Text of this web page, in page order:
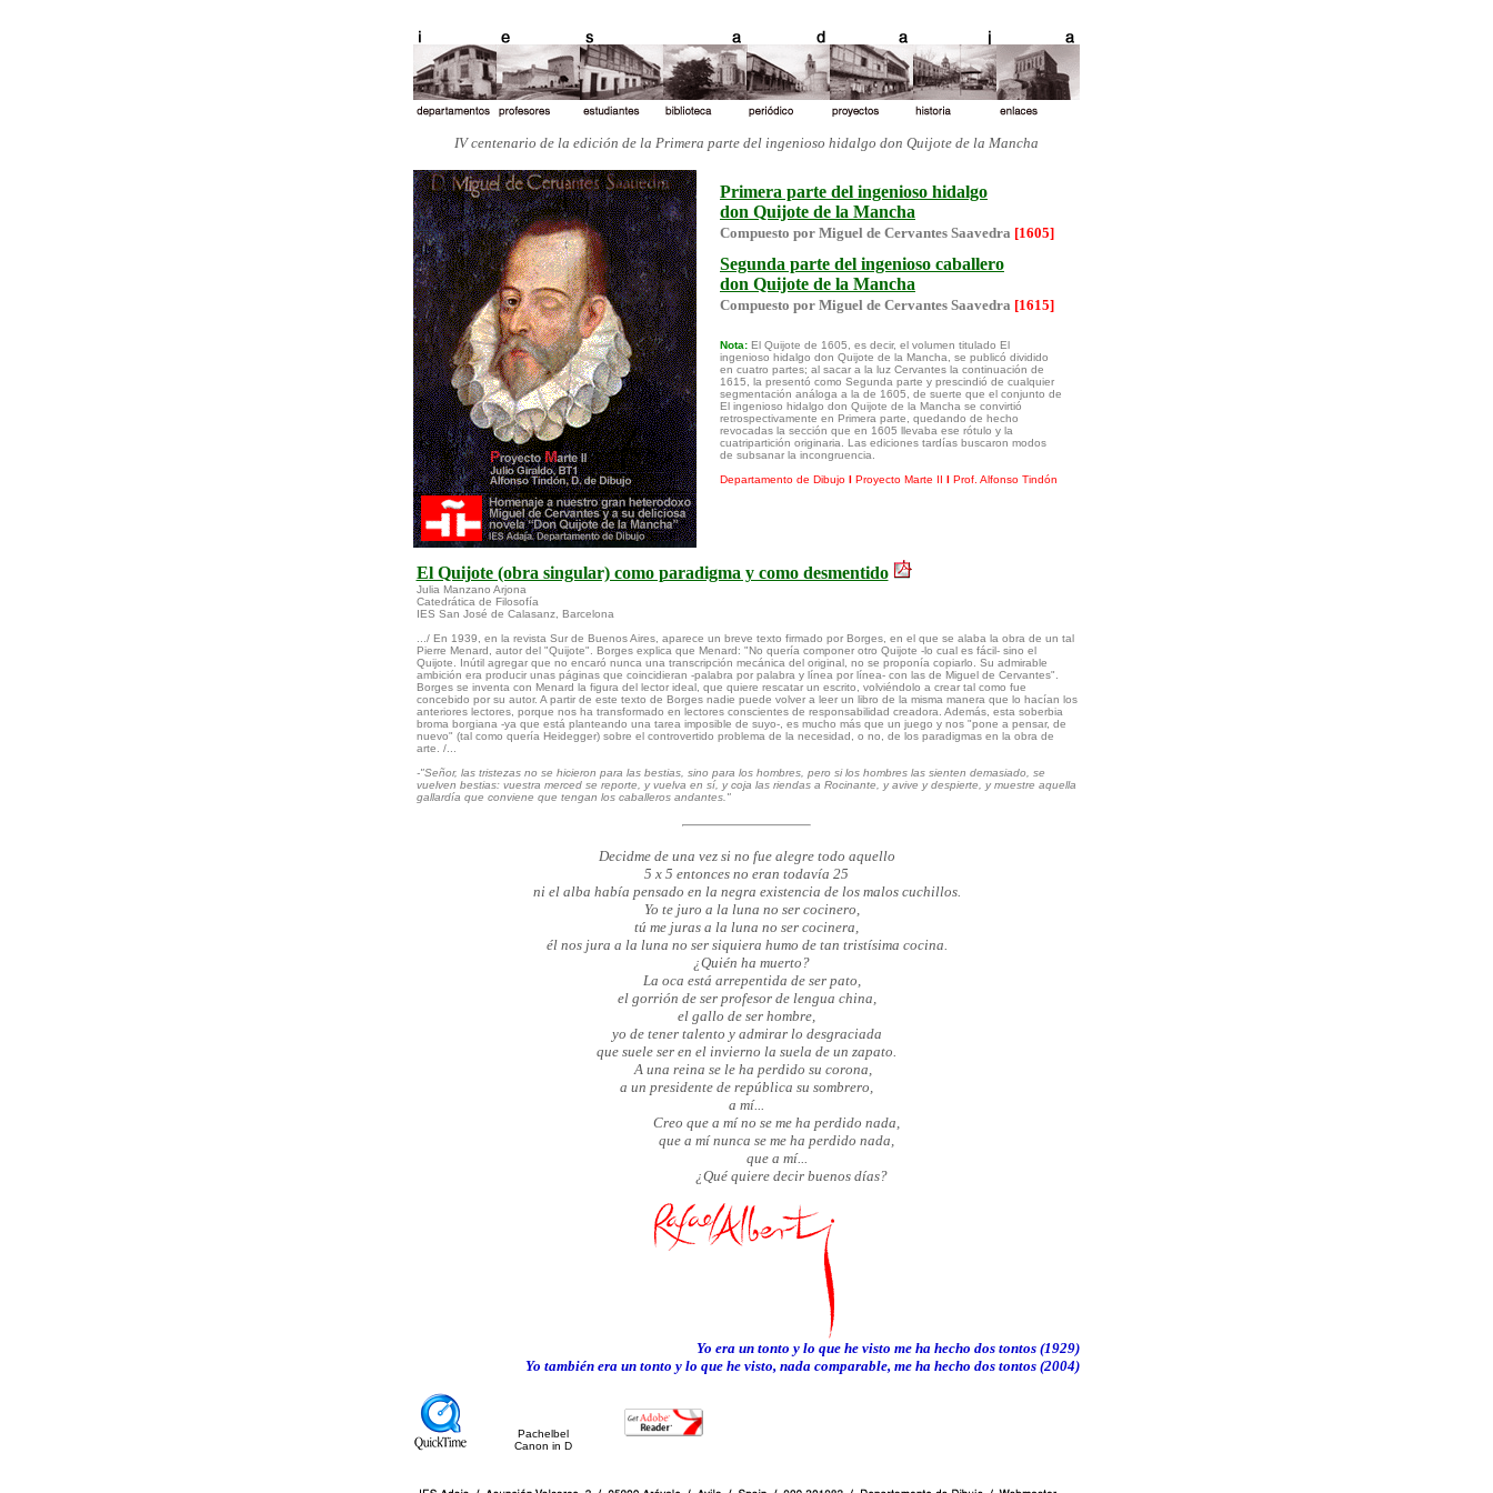
IV centenario de la edición de la Primera parte del ingenioso hidalgo don Quijote de la Mancha
Primera parte del ingenioso hidalgo
don Quijote de la Mancha
Compuesto por Miguel de Cervantes Saavedra [1605]
Segunda parte del ingenioso caballero
don Quijote de la Mancha
Compuesto por Miguel de Cervantes Saavedra [1615]
Nota: El Quijote de 1605, es decir, el volumen titulado El
ingenioso hidalgo don Quijote de la Mancha, se publicó dividido
en cuatro partes; al sacar a la luz Cervantes la continuación de
1615, la presentó como Segunda parte y prescindió de cualquier
segmentación análoga a la de 1605, de suerte que el conjunto de
El ingenioso hidalgo don Quijote de la Mancha se convirtió
retrospectivamente en Primera parte, quedando de hecho
revocadas la sección que en 1605 llevaba ese rótulo y la
cuatripartición originaria. Las ediciones tardías buscaron modos
de subsanar la incongruencia.
Departamento de Dibujo I Proyecto Marte II I Prof. Alfonso Tindón
El Quijote (obra singular) como paradigma y como desmentido
Julia Manzano Arjona
Catedrática de Filosofía
IES San José de Calasanz, Barcelona
.../ En 1939, en la revista Sur de Buenos Aires, aparece un breve texto firmado por Borges, en el que se alaba la obra de un tal
Pierre Menard, autor del "Quijote". Borges explica que Menard: "No quería componer otro Quijote -lo cual es fácil- sino el
Quijote. Inútil agregar que no encaró nunca una transcripción mecánica del original, no se proponía copiarlo. Su admirable
ambición era producir unas páginas que coincidieran -palabra por palabra y línea por línea- con las de Miguel de Cervantes".
Borges se inventa con Menard la figura del lector ideal, que quiere rescatar un escrito, volviéndolo a crear tal como fue
concebido por su autor. A partir de este texto de Borges nadie puede volver a leer un libro de la misma manera que lo hacían los
anteriores lectores, porque nos ha transformado en lectores conscientes de responsabilidad creadora. Además, esta soberbia
broma borgiana -ya que está planteando una tarea imposible de suyo-, es mucho más que un juego y nos "pone a pensar, de
nuevo" (tal como quería Heidegger) sobre el controvertido problema de la necesidad, o no, de los paradigmas en la obra de
arte. /...
-"Señor, las tristezas no se hicieron para las bestias, sino para los hombres, pero si los hombres las sienten demasiado, se
vuelven bestias: vuestra merced se reporte, y vuelva en sí, y coja las riendas a Rocinante, y avive y despierte, y muestre aquella
gallardía que conviene que tengan los caballeros andantes."
Decidme de una vez si no fue alegre todo aquello
5 x 5 entonces no eran todavía 25
ni el alba había pensado en la negra existencia de los malos cuchillos.
Yo te juro a la luna no ser cocinero,
tú me juras a la luna no ser cocinera,
él nos jura a la luna no ser siquiera humo de tan tristísima cocina.
¿Quién ha muerto?
La oca está arrepentida de ser pato,
el gorrión de ser profesor de lengua china,
el gallo de ser hombre,
yo de tener talento y admirar lo desgraciada
que suele ser en el invierno la suela de un zapato.
A una reina se le ha perdido su corona,
a un presidente de república su sombrero,
a mí...
Creo que a mí no se me ha perdido nada,
que a mí nunca se me ha perdido nada,
que a mí...
¿Qué quiere decir buenos días?
Yo era un tonto y lo que he visto me ha hecho dos tontos (1929)
Yo también era un tonto y lo que he visto, nada comparable, me ha hecho dos tontos (2004)
Pachelbel
Canon in D